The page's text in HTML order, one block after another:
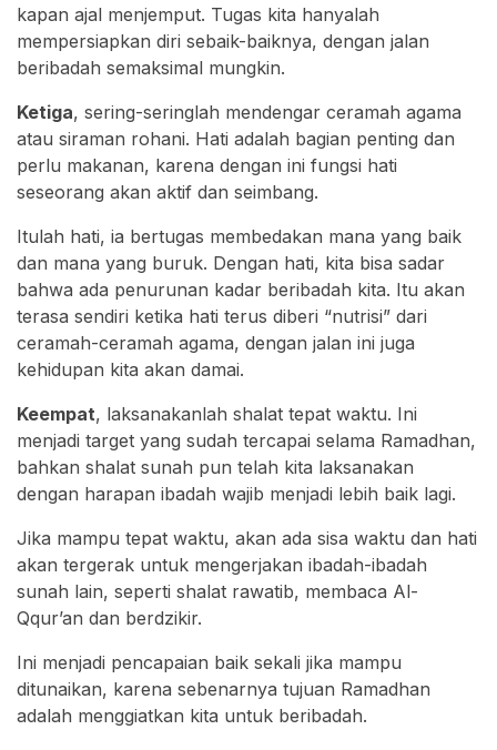
kapan ajal menjemput. Tugas kita hanyalah
mempersiapkan diri sebaik-baiknya, dengan jalan
beribadah semaksimal mungkin.
Ketiga, sering-seringlah mendengar ceramah agama
atau siraman rohani. Hati adalah bagian penting dan
perlu makanan, karena dengan ini fungsi hati
seseorang akan aktif dan seimbang.
Itulah hati, ia bertugas membedakan mana yang baik
dan mana yang buruk. Dengan hati, kita bisa sadar
bahwa ada penurunan kadar beribadah kita. Itu akan
terasa sendiri ketika hati terus diberi “nutrisi” dari
ceramah-ceramah agama, dengan jalan ini juga
kehidupan kita akan damai.
Keempat, laksanakanlah shalat tepat waktu. Ini
menjadi target yang sudah tercapai selama Ramadhan,
bahkan shalat sunah pun telah kita laksanakan
dengan harapan ibadah wajib menjadi lebih baik lagi.
Jika mampu tepat waktu, akan ada sisa waktu dan hati
akan tergerak untuk mengerjakan ibadah-ibadah
sunah lain, seperti shalat rawatib, membaca Al-
Qqur’an dan berdzikir.
Ini menjadi pencapaian baik sekali jika mampu
ditunaikan, karena sebenarnya tujuan Ramadhan
adalah menggiatkan kita untuk beribadah.